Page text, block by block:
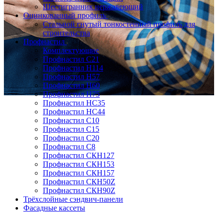
Шестигранник нержавеющий
Оцинкованный профиль
Стальной гнутый тонкостенный профиль для
строительства
Профнастил
Комплектующие
Профнастил C21
Профнастил Н114
Профнастил Н57
Профнастил Н60
Профнастил Н75
Профнастил НС35
Профнастил НС44
Профнастил С10
Профнастил С15
Профнастил С20
Профнастил С8
Профнастил СКН127
Профнастил СКН153
Профнастил СКН157
Профнастил СКН50Z
Профнастил СКН90Z
Трёхслойные сэндвич-панели
Фасадные кассеты